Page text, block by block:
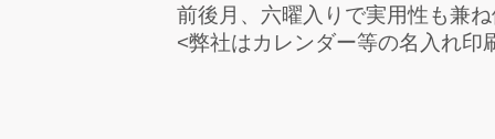
前後月、六曜入りで実用性も兼
<弊社はカレンダー等の名入れ印